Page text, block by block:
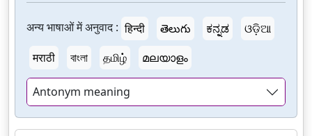
अन्य भाषाओं में अनुवाद : हिन्दी తెలుగు ಕನ್ನಡ
ଓଡ଼ିଆ
मराठी
বাংলা தமிழ் മലയാളം
Antonym meaning